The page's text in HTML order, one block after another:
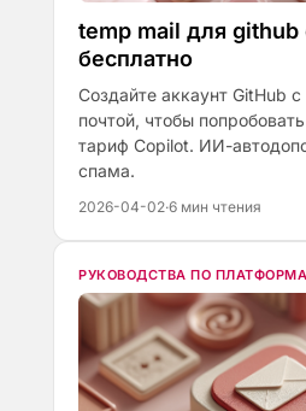
temp mail для github
бесплатно
Создайте аккаунт GitHub
почтой, чтобы
тариф Copilot. ИИ-
спама.
2026-04-02·6 мин чтения
РУКОВОДСТВА ПО